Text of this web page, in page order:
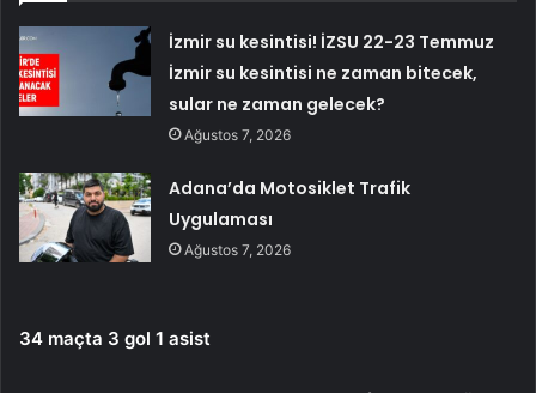
İzmir su kesintisi! İZSU 22-23 Temmuz
İzmir su kesintisi ne zaman bitecek,
sular ne zaman gelecek?
Ağustos 7, 2026
Adana’da Motosiklet Trafik
Uygulaması
Ağustos 7, 2026
34 maçta 3 gol 1 asist